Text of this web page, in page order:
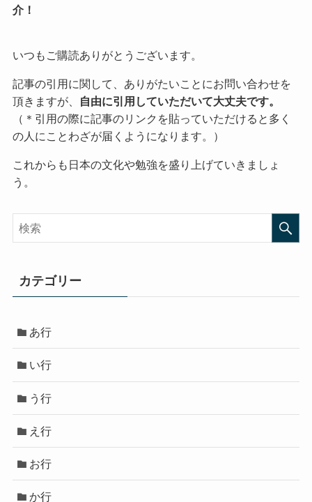
介！
いつもご購読ありがとうございます。
記事の引用に関して、ありがたいことにお問い合わせを
頂きますが、
自由に引用していただいて大丈夫です。
（＊引用の際に記事のリンクを貼っていただけると多く
の人にことわざが届くようになります。）
これからも日本の文化や勉強を盛り上げていきましょ
う。
カテゴリー
あ行
い行
う行
え行
お行
か行